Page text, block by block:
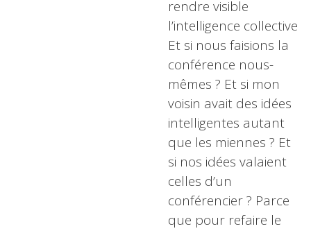
rendre visible
l’intelligence collective
Et si nous faisions la
conférence nous-
mêmes ? Et si mon
voisin avait des idées
intelligentes autant
que les miennes ? Et
si nos idées valaient
celles d’un
conférencier ? Parce
que pour refaire le